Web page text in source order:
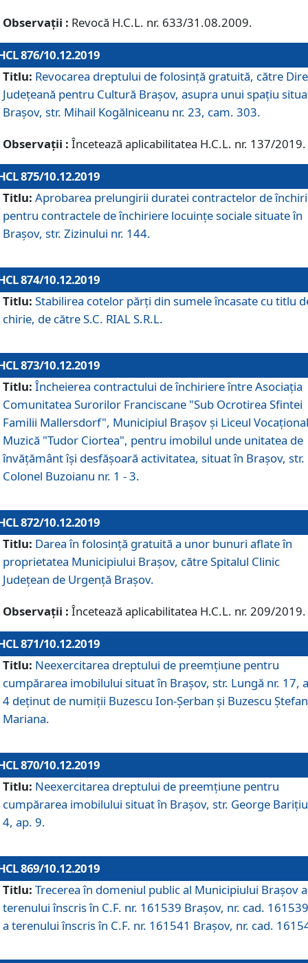
Observații : Revocă H.C.L. nr. 633/31.08.2009.
876/10.12.2019
Titlu: Revocarea dreptului de folosinţă gratuită, către
Judeţeană pentru Cultură Braşov, asupra unui spaţiu
Braşov, str. Mihail Kogălniceanu nr. 23, cam. 303.
Observații : Încetează aplicabilitatea H.C.L. nr. 137/2019.
875/10.12.2019
Titlu: Aprobarea prelungirii duratei contractelor de
pentru contractele de închiriere locuinţe sociale situate în
Braşov, str. Zizinului nr. 144.
874/10.12.2019
Titlu: Stabilirea cotelor părți din sumele încasate cu titlu
chirie, de către S.C. RIAL S.R.L.
873/10.12.2019
Titlu: Încheierea contractului de închiriere între Asociația
Comunitatea Surorilor Franciscane "Sub Ocrotirea Sfintei
Familii Mallersdorf", Municipiul Braşov şi Liceul
Muzică "Tudor Ciortea", pentru imobilul unde unitatea de
învățământ îşi desfăşoară activitatea, situat în Braşov, str.
Colonel Buzoianu nr. 1 - 3.
872/10.12.2019
Titlu: Darea în folosinţă gratuită a unor bunuri aflate în
proprietatea Municipiului Braşov, către Spitalul Clinic
Judeţean de Urgenţă Braşov.
Observații : Încetează aplicabilitatea H.C.L. nr. 209/2019.
871/10.12.2019
Titlu: Neexercitarea dreptului de preemţiune pentru
cumpărarea imobilului situat în Braşov, str. Lungă nr. 17,
4 deţinut de numiţii Buzescu Ion-Şerban și Buzescu
Mariana.
870/10.12.2019
Titlu: Neexercitarea dreptului de preemţiune pentru
cumpărarea imobilului situat în Braşov, str. George
4, ap. 9.
869/10.12.2019
Titlu: Trecerea în domeniul public al Municipiului Braşov a
terenului înscris în C.F. nr. 161539 Brașov, nr. cad.
a terenului înscris în C.F. nr. 161541 Brașov, nr. cad.